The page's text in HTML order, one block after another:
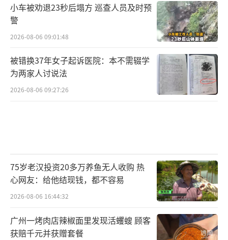
小车被劝退23秒后塌方 巡查人员及时预
警
2026-08-06 09:01:48
被错换37年女子起诉医院：本不需辍学
为两家人讨说法
2026-08-06 09:27:26
75岁老汉投资20多万养鱼无人收购 热
心网友：给他结现钱，都不容易
2026-08-06 16:44:32
广州一烤肉店辣椒面里发现活蠼螋 顾客
获赔千元并获赠套餐